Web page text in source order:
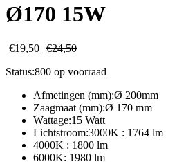
Ø170 15W
€19,50 €24,50
Status:800 op voorraad
Afmetingen (mm):Ø 200mm
Zaagmaat (mm):Ø 170 mm
Wattage:15 Watt
Lichtstroom:3000K : 1764 lm
4000K : 1800 lm
6000K: 1980 lm